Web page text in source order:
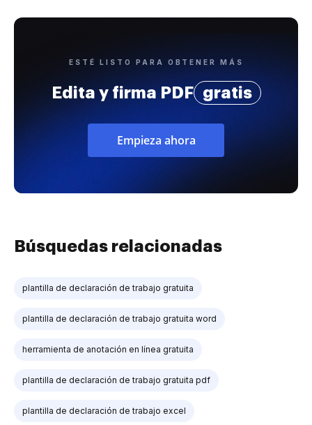
ESTÉ LISTO PARA OBTENER MÁS
Edita y firma PDF gratis
Empieza ahora
Búsquedas relacionadas
plantilla de declaración de trabajo gratuita
plantilla de declaración de trabajo gratuita word
herramienta de anotación en línea gratuita
plantilla de declaración de trabajo gratuita pdf
plantilla de declaración de trabajo excel